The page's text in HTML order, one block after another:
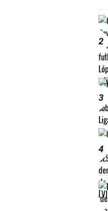
2
3
4